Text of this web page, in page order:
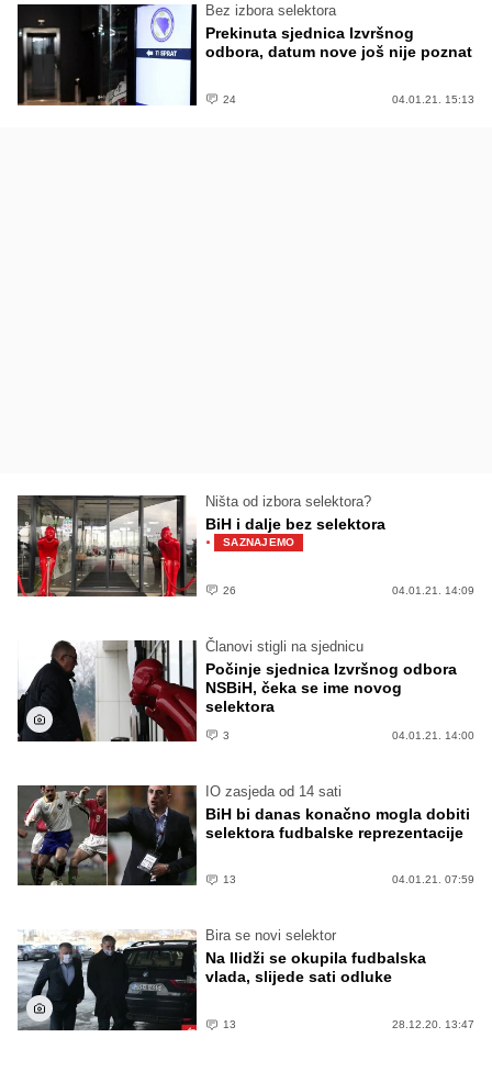
Bez izbora selektora
Prekinuta sjednica Izvršnog
odbora, datum nove još nije poznat
24 04.01.21. 15:13
Ništa od izbora selektora?
BiH i dalje bez selektora
· SAZNAJEMO
26 04.01.21. 14:09
Članovi stigli na sjednicu
Počinje sjednica Izvršnog odbora
NSBiH, čeka se ime novog
selektora
3 04.01.21. 14:00
IO zasjeda od 14 sati
BiH bi danas konačno mogla dobiti
selektora fudbalske reprezentacije
13 04.01.21. 07:59
Bira se novi selektor
Na Ilidži se okupila fudbalska
vlada, slijede sati odluke
13 28.12.20. 13:47